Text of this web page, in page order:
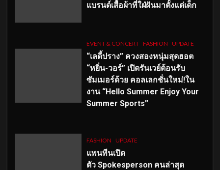
แบรนด์เสื้อผ้าที่ใฝ่ฝันมาตั้งแต่เด็ก
EVENT & CONCERT FASHION UPDATE
“เลดี้ปราง” ควงสองหนุ่มสุดฮอต
“หยิ่น-วอร์” เปิดรันเวย์ต้อนรับ
ซัมเมอร์ด้วย คอลเลกชั่นใหม่!ใน
งาน “Hello Summer Enjoy Your
Summer Sports”
FASHION UPDATE
แพนทีนเปิด
ตัว Spokesperson คนล่าสุด